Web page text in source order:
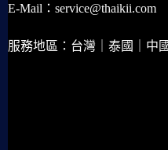
E-Mail：service@thaikii.com
服務地區：台灣｜泰國｜中